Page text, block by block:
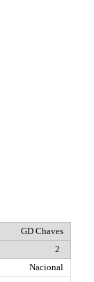
GD Chaves
2
Nacional